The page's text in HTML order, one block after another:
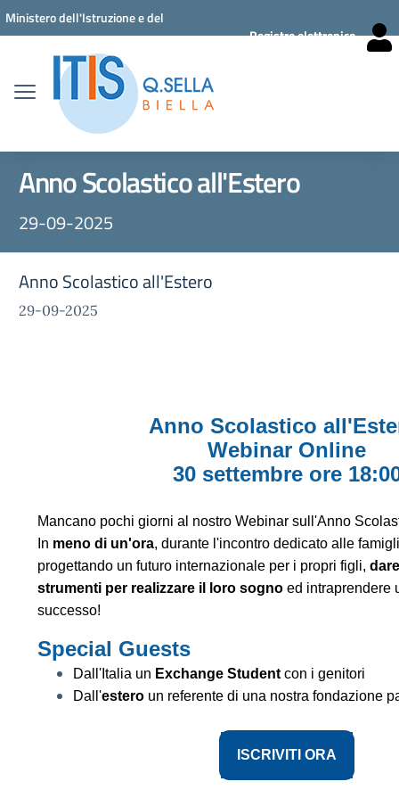
Vai ai contenuti
Vai al menu di navigazione
Vai al footer
Ministero dell'Istruzione e del
Registro elettronico
Anno Scolastico all'Estero
29-09-2025
Anno Scolastico all'Estero
29-09-2025
Anno Scolastico
Webinar Online
30 settembre ore
Mancano pochi giorni al nostro Webinar sull'Anno
In meno di un'ora, durante l'incontro dedicato alle
progettando un futuro internazionale per i propri figli,
strumenti per realizzare il loro sogno ed intraprendere
successo!
Special Guests
Dall'Italia un Exchange Student con i genitori
Dall'estero un referente di una nostra fondazione
ISCRIVITI ORA